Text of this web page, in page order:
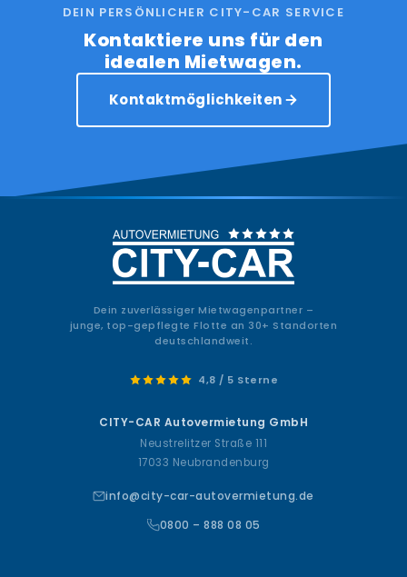
DEIN PERSÖNLICHER CITY-CAR SERVICE
Kontaktiere uns für den
idealen Mietwagen.
Kontaktmöglichkeiten
Dein zuverlässiger Mietwagenpartner –
junge, top-gepflegte Flotte an 30+ Standorten
deutschlandweit.
4,8 / 5 Sterne
CITY-CAR Autovermietung GmbH
Neustrelitzer Straße 111
17033 Neubrandenburg
info@city-car-autovermietung.de
0800 – 888 08 05